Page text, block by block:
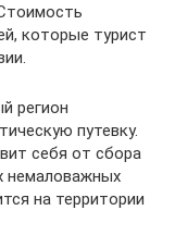
которые турист
регион
путевку.
себя от сбора
немаловажных
на территории